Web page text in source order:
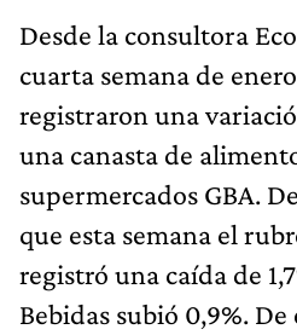
Desde la consultora
cuarta semana de
registraron una
una canasta de
supermercados GBA.
que esta semana el
registró una caída de
Bebidas subió 0,9%.